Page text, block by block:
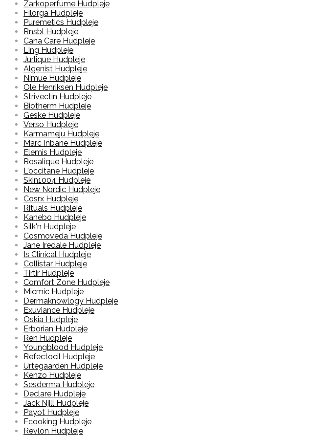
Zarkoperfume Hudpleje
Filorga Hudpleje
Puremetics Hudpleje
Rnsbl Hudpleje
Cana Care Hudpleje
Ling Hudpleje
Jurlique Hudpleje
Algenist Hudpleje
Nimue Hudpleje
Ole Henriksen Hudpleje
Strivectin Hudpleje
Biotherm Hudpleje
Geske Hudpleje
Verso Hudpleje
Karmameju Hudpleje
Marc Inbane Hudpleje
Elemis Hudpleje
Rosalique Hudpleje
L'occitane Hudpleje
Skin1004 Hudpleje
New Nordic Hudpleje
Cosrx Hudpleje
Rituals Hudpleje
Kanebo Hudpleje
Silk'n Hudpleje
Cosmoveda Hudpleje
Jane Iredale Hudpleje
Is Clinical Hudpleje
Collistar Hudpleje
Tirtir Hudpleje
Comfort Zone Hudpleje
Micmic Hudpleje
Dermaknowlogy Hudpleje
Exuviance Hudpleje
Oskia Hudpleje
Erborian Hudpleje
Ren Hudpleje
Youngblood Hudpleje
Refectocil Hudpleje
Urtegaarden Hudpleje
Kenzo Hudpleje
Sesderma Hudpleje
Declare Hudpleje
Jack Njill Hudpleje
Payot Hudpleje
Ecooking Hudpleje
Revlon Hudpleje